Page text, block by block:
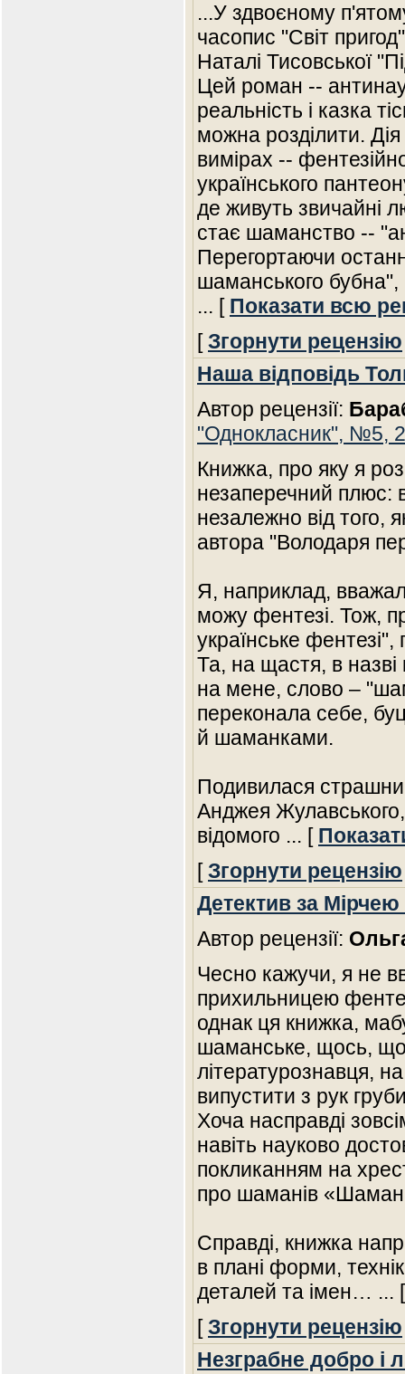
...У здвоєному
часопис "Світ
Наталі Тисовської
Цей роман --
реальність і казка
можна розділити.
вимірах --
українського
де живуть звичайні
стає шаманство --
Перегортаючи
шаманського бубна",
... [ Показати всю
[Згорнути рецензію
Наша відповідь
Автор рецензії:
"Однокласник", №5,
Книжка, про яку я
незаперечний плюс:
незалежно від того,
автора "Володаря
Я, наприклад,
можу фентезі. Тож,
українське
Та, на щастя, в
на мене, слово –
переконала себе,
й шаманками.
Подивилася
Анджея Жулавського,
відомого ... [
[Згорнути рецензію
Детектив за Мірчею
Автор рецензії:
Чесно кажучи, я не
прихильницею
однак ця книжка,
шаманське, щось,
літературознавця,
випустити з рук
Хоча насправді
навіть науково
покликанням на
про шаманів
Справді, книжка
в плані форми,
деталей та імен… ...
[Згорнути рецензію
Незграбне добро і